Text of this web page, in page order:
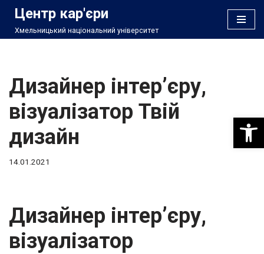
Перейти
Центр кар'єри
Хмельницький національний університет
Дизайнер інтер’єру,
візуалізатор Твій
дизайн
14.01.2021
Дизайнер інтер’єру,
візуалізатор